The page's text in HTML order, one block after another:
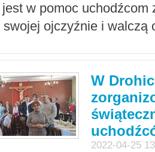
w pomoc uchodźcom
swojej ojczyźnie i walczą
W
2022-04-25